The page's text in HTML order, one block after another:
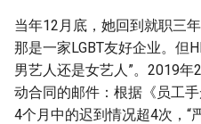
g
当年12月底，她回到就职三
那是一家LGBT友好企业。但
男艺人还是女艺人”。2019
动合同的邮件：根据《员工
4个月中的迟到情况超4次，“